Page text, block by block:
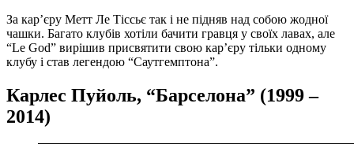
За кар’єру Метт Ле Тіссьє так і не підняв над собою жодної
чашки. Багато клубів хотіли бачити гравця у своїх лавах, але
“Le God” вирішив присвятити свою кар’єру тільки одному
клубу і став легендою “Саутгемптона”.
Карлес Пуйоль, “Барселона” (1999 –
2014)